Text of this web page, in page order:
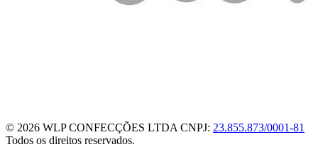
© 2026 WLP CONFECÇÕES LTDA CNPJ: 23.855.873/0001-81
Todos os direitos reservados.